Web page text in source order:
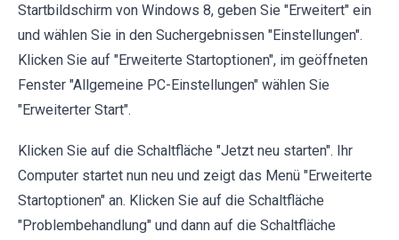
Startbildschirm von Windows 8, geben Sie "Erweitert" ein
und wählen Sie in den Suchergebnissen "Einstellungen".
Klicken Sie auf "Erweiterte Startoptionen", im geöffneten
Fenster "Allgemeine PC-Einstellungen" wählen Sie
"Erweiterter Start".
Klicken Sie auf die Schaltfläche "Jetzt neu starten". Ihr
Computer startet nun neu und zeigt das Menü "Erweiterte
Startoptionen" an. Klicken Sie auf die Schaltfläche
"Problembehandlung" und dann auf die Schaltfläche